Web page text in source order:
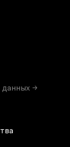
данных →